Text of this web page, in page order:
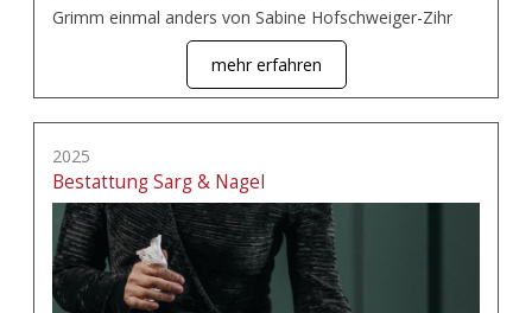
Grimm einmal anders von Sabine Hofschweiger-Zihr
mehr erfahren
2025
Bestattung Sarg & Nagel